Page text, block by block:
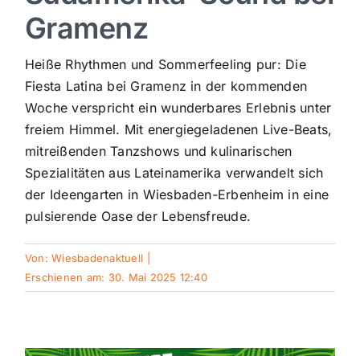
Sport
Kultur
Panorama
Mein Stadtteil
Galerie
Verkehrsmeldungen
Polizeimeldungen
Gramenz
Heiße Rhythmen und Sommerfeeling pur: Die
Fiesta Latina bei Gramenz in der kommenden
Woche verspricht ein wunderbares Erlebnis unter
freiem Himmel. Mit energiegeladenen Live-Beats,
mitreißenden Tanzshows und kulinarischen
Spezialitäten aus Lateinamerika verwandelt sich
der Ideengarten in Wiesbaden-Erbenheim in eine
pulsierende Oase der Lebensfreude.
Von:Wiesbadenaktuell
Erschienen am: 30. Mai 2025 12:40